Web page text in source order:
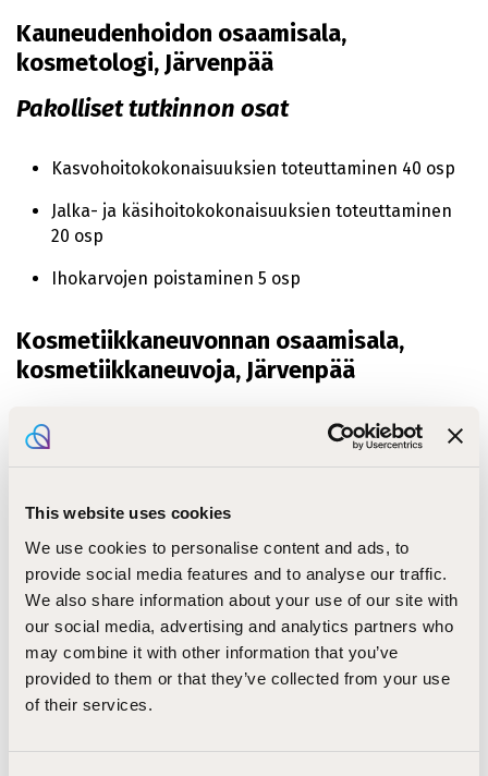
This website uses cookies
We use cookies to personalise content and ads, to
provide social media features and to analyse our traffic.
We also share information about your use of our site with
our social media, advertising and analytics partners who
may combine it with other information that you’ve
provided to them or that they’ve collected from your use
of their services.
Kauneudenhoidon osaamisala,
kosmetologi, Järvenpää
Pakolliset tutkinnon osat
Kasvohoitokokonaisuuksien toteuttaminen 40 osp
Jalka- ja käsihoitokokonaisuuksien toteuttaminen
20 osp
Ihokarvojen poistaminen 5 osp
Kosmetiikkaneuvonnan osaamisala,
kosmetiikkaneuvoja, Järvenpää
Kosmetiikkamyymälässä toimiminen
Meikkauspalveluissa toimiminen
Kaikkien osaamisalojen pakolliset
tutkinnon osat
Hius- ja kauneudenhoitoalan asiakaspalvelu ja
myyntityö 10 osp